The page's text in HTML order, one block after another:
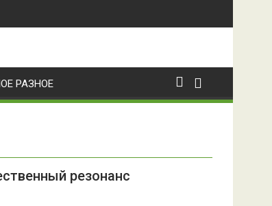
РАЗНОЕ
резонанс